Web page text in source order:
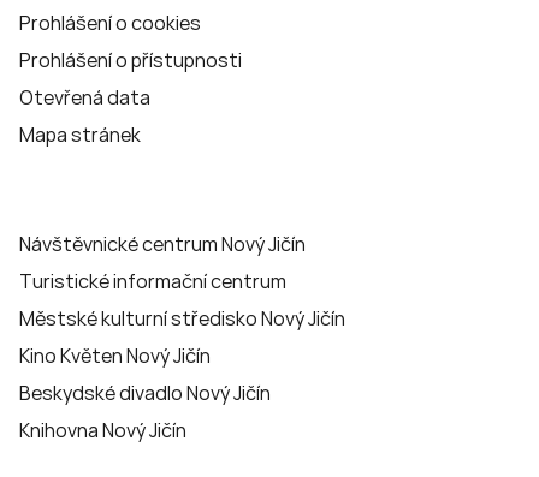
Prohlášení o cookies
Prohlášení o přístupnosti
Otevřená data
Mapa stránek
Návštěvnické centrum Nový Jičín
Turistické informační centrum
Městské kulturní středisko Nový Jičín
Kino Květen Nový Jičín
Beskydské divadlo Nový Jičín
Knihovna Nový Jičín